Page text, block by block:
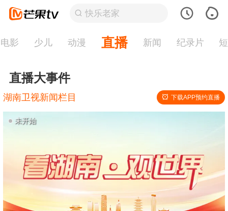
电影 少儿 动漫 直播 新闻 纪录片
直播大事件
湖南卫视新闻栏目 下载APP预约直播
未开始